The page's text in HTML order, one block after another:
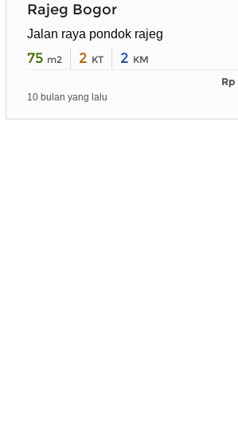
Rajeg Bogor
Jalan raya pondok rajeg
75 m2 2 KT 2 KM
Rp
10 bulan yang lalu